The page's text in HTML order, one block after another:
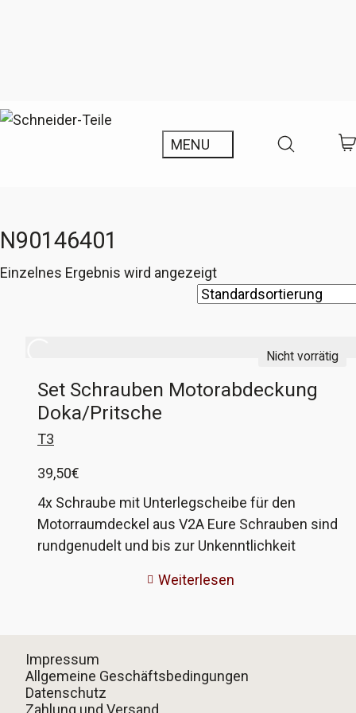
N90146401
Einzelnes Ergebnis wird angezeigt
Nicht vorrätig
Set Schrauben Motorabdeckung
Doka/Pritsche
T3
39,50€
4x Schraube mit Unterlegscheibe für den
Motorraumdeckel aus V2A Eure Schrauben sind
rundgenudelt und bis zur Unkenntlichkeit
Dann kann euch hiermit geholfen werden! Diese
100% dem Original, ausser das sie nicht rosten.
Weiterlesen
Impressum
Allgemeine Geschäftsbedingungen
Datenschutz
Zahlung und Versand